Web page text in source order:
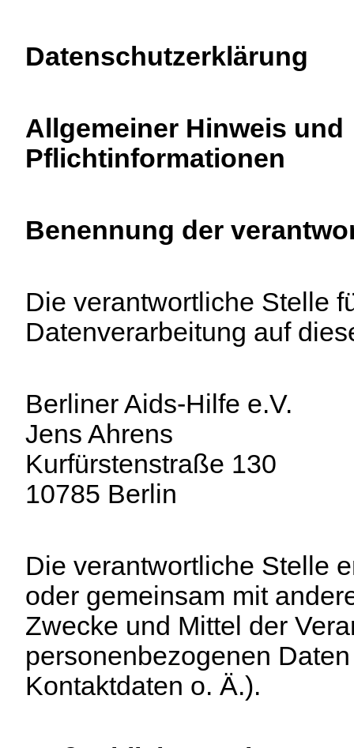
Datenschutzerklärung
Allgemeiner Hinweis und
Pflichtinformationen
Benennung der
Die verantwortliche Stelle
Datenverarbeitung auf
Berliner Aids-Hilfe e.V.
Jens Ahrens
Kurfürstenstraße 130
10785 Berlin
Die verantwortliche Stelle
oder gemeinsam mit
Zwecke und Mittel der
personenbezogenen
Kontaktdaten o. Ä.).